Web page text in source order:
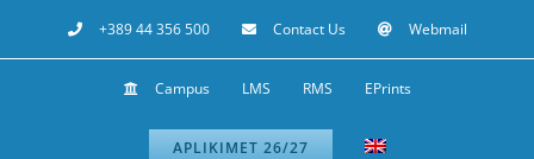
to
+389 44 356 500 Contact Us Webmail
Campus LMS RMS EPrints
APLIKIMET 26/27